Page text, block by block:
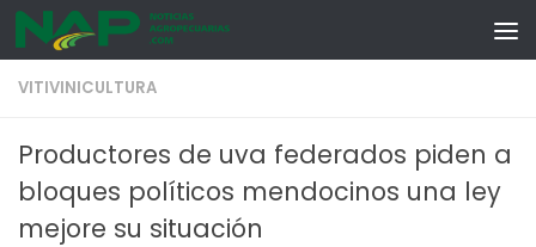
Skip to content
VITIVINICULTURA
Productores de uva federados piden a
bloques políticos mendocinos una ley
mejore su situación